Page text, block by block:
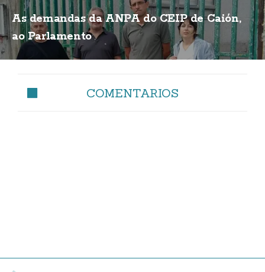
As demandas da ANPA do CEIP de Caión,
ao Parlamento
COMENTARIOS